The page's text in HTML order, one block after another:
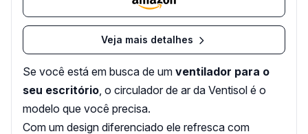
Veja mais detalhes
Se você está em busca de um ventilador para o
seu escritório , o circulador de ar da Ventisol é o
modelo que você precisa.
Com um design diferenciado ele refresca com